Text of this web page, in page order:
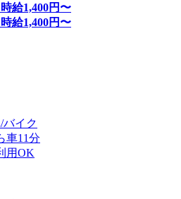
時給1,400円〜
時給1,400円〜
バイク
車11分
用OK